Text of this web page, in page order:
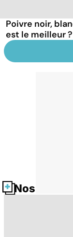
Poivre noir,
est le meilleur ?
Nos fiches